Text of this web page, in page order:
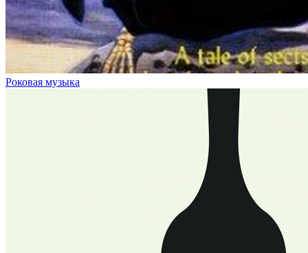
Роковая музыка